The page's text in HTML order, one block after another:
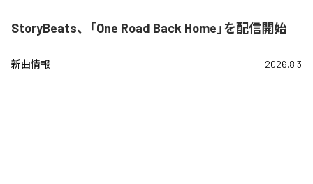
StoryBeats、「One Road Back Home」を配信開始
新曲情報 2026.8.3